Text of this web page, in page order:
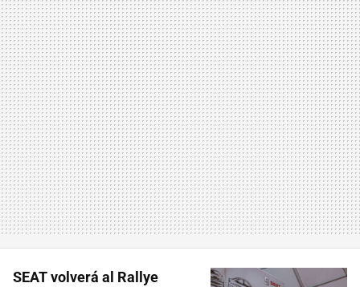
SEAT volverá al Rallye